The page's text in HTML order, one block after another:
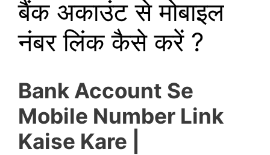
बैंक अकाउंट से मोबाइल
नंबर लिंक कैसे करें ?
Bank Account Se
Mobile Number Link
Kaise Kare |